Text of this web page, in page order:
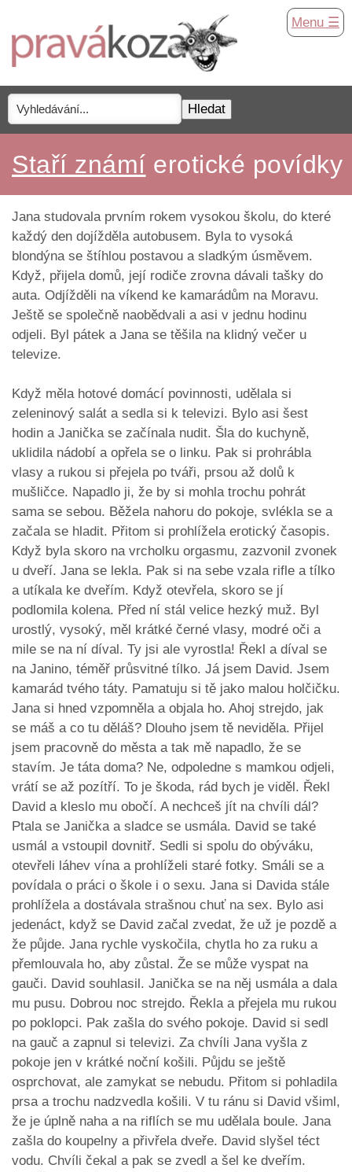
Menu ☰
Staří známí erotické povídky
Jana studovala prvním rokem vysokou školu, do které
každý den dojížděla autobusem. Byla to vysoká
blondýna se štíhlou postavou a sladkým úsměvem.
Když, přijela domů, její rodiče zrovna dávali tašky do
auta. Odjížděli na víkend ke kamarádům na Moravu.
Ještě se společně naobědvali a asi v jednu hodinu
odjeli. Byl pátek a Jana se těšila na klidný večer u
televize.
Když měla hotové domácí povinnosti, udělala si
zeleninový salát a sedla si k televizi. Bylo asi šest
hodin a Janička se začínala nudit. Šla do kuchyně,
uklidila nádobí a opřela se o linku. Pak si prohrábla
vlasy a rukou si přejela po tváři, prsou až dolů k
mušličce. Napadlo ji, že by si mohla trochu pohrát
sama se sebou. Běžela nahoru do pokoje, svlékla se a
začala se hladit. Přitom si prohlížela erotický časopis.
Když byla skoro na vrcholku orgasmu, zazvonil zvonek
u dveří. Jana se lekla. Pak si na sebe vzala rifle a tílko
a utíkala ke dveřím. Když otevřela, skoro se jí
podlomila kolena. Před ní stál velice hezký muž. Byl
urostlý, vysoký, měl krátké černé vlasy, modré oči a
mile se na ní díval. Ty jsi ale vyrostla! Řekl a díval se
na Janino, téměř průsvitné tílko. Já jsem David. Jsem
kamarád tvého táty. Pamatuju si tě jako malou holčičku.
Jana si hned vzpomněla a objala ho. Ahoj strejdo, jak
se máš a co tu děláš? Dlouho jsem tě neviděla. Přijel
jsem pracovně do města a tak mě napadlo, že se
stavím. Je táta doma? Ne, odpoledne s mamkou odjeli,
vrátí se až pozítří. To je škoda, rád bych je viděl. Řekl
David a kleslo mu obočí. A nechceš jít na chvíli dál?
Ptala se Janička a sladce se usmála. David se také
usmál a vstoupil dovnitř. Sedli si spolu do obýváku,
otevřeli láhev vína a prohlíželi staré fotky. Smáli se a
povídala o práci o škole i o sexu. Jana si Davida stále
prohlížela a dostávala strašnou chuť na sex. Bylo asi
jedenáct, když se David začal zvedat, že už je pozdě a
že půjde. Jana rychle vyskočila, chytla ho za ruku a
přemlouvala ho, aby zůstal. Že se může vyspat na
gauči. David souhlasil. Janička se na něj usmála a dala
mu pusu. Dobrou noc strejdo. Řekla a přejela mu rukou
po poklopci. Pak zašla do svého pokoje. David si sedl
na gauč a zapnul si televizi. Za chvíli Jana vyšla z
pokoje jen v krátké noční košili. Půjdu se ještě
osprchovat, ale zamykat se nebudu. Přitom si pohladila
prsa a trochu nadzvedla košili. V tu ránu si David všiml,
že je úplně naha a na riflích se mu udělala boule. Jana
zašla do koupelny a přivřela dveře. David slyšel téct
vodu. Chvíli čekal a pak se zvedl a šel ke dveřím.